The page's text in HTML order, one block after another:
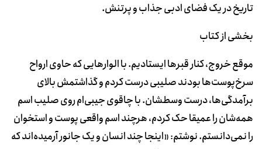
تاریخ در یک فضای ادبی جذاب و پرتنش.
بخشی از کتاب
موقع خروج، کنار قبرها ایستادیم. با الوارهایی که حاوی ارواح
سرخ‌پوست‌ها بودند صلیبی درست کردم و گذاشتمش بالای
برآمدگی‌ها، درست وسطشان. با چاقوی جیبی‌ام روی صلیب اسم
همه‌شان را عمیقا حک کردم، هرچند اسم واقعی پوست و استخوان
را نمی‌دانستم. نوشتم: «اینجا چند انسان و یک جانور آرمیده‌اند که